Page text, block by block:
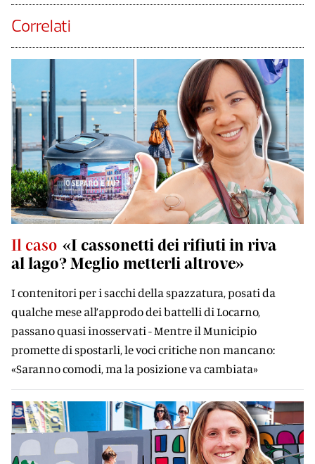
Correlati
Il caso «I cassonetti dei rifiuti in riva
al lago? Meglio metterli altrove»
I contenitori per i sacchi della spazzatura, posati da
qualche mese all’approdo dei battelli di Locarno,
passano quasi inosservati - Mentre il Municipio
promette di spostarli, le voci critiche non mancano:
«Saranno comodi, ma la posizione va cambiata»